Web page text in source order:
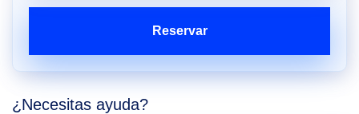
Reservar
¿Necesitas ayuda?